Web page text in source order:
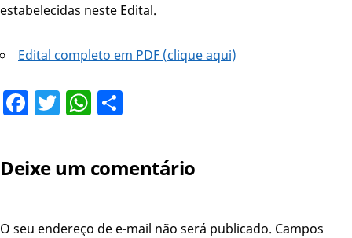
estabelecidas neste Edital.
Edital completo em PDF (clique aqui)
Facebook
TwitterWhatsApp
Deixe um comentário
O seu endereço de e-mail não será publicado. Campos